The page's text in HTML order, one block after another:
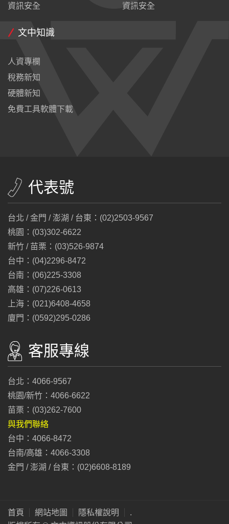
資訊安全
資訊安全
文中知識
人資專欄
稅務新知
硬體新知
免費工具軟體下載
代表號
台北 / 金門 / 澎湖 / 台東：(02)2503-9567
桃園：(03)302-6622
新竹 / 苗栗：(03)526-9874
台中：(04)2296-8472
台南：(06)225-3308
高雄：(07)226-0613
上海：(021)6408-4658
廈門：(0592)295-0286
客服專線
台北：4066-9567
桃園/新竹：4066-6622
苗栗：(03)262-7600
與我們聯絡
台中：4066-8472
台南/高雄：4066-3308
金門 / 澎湖 / 台東：(02)6608-8189
首頁 網站地圖 隱私權說明
.